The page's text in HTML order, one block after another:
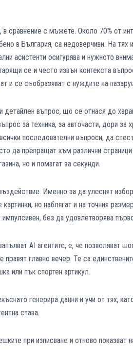
в сравнение с мъжете. Около 70% от
в България, са недоверчиви. На тях
асистенти осигурява и нужното
се и често извън контекста
и се съобразяват с нуждите на
детайлен въпрос, що се отнася до
за техника, за авточасти, дори за
последователни въпроси, да
да препращат към различни
но и помагат за секунди.
Именно за да улеснят
картинки, но наблягат и на точния
без да удовлетворява
AI агентите, е, че позволяват
главно вечер. Те са
или пък спортен артикул.
генерира данни и учи от тях,
става.
при изписване и отново показват